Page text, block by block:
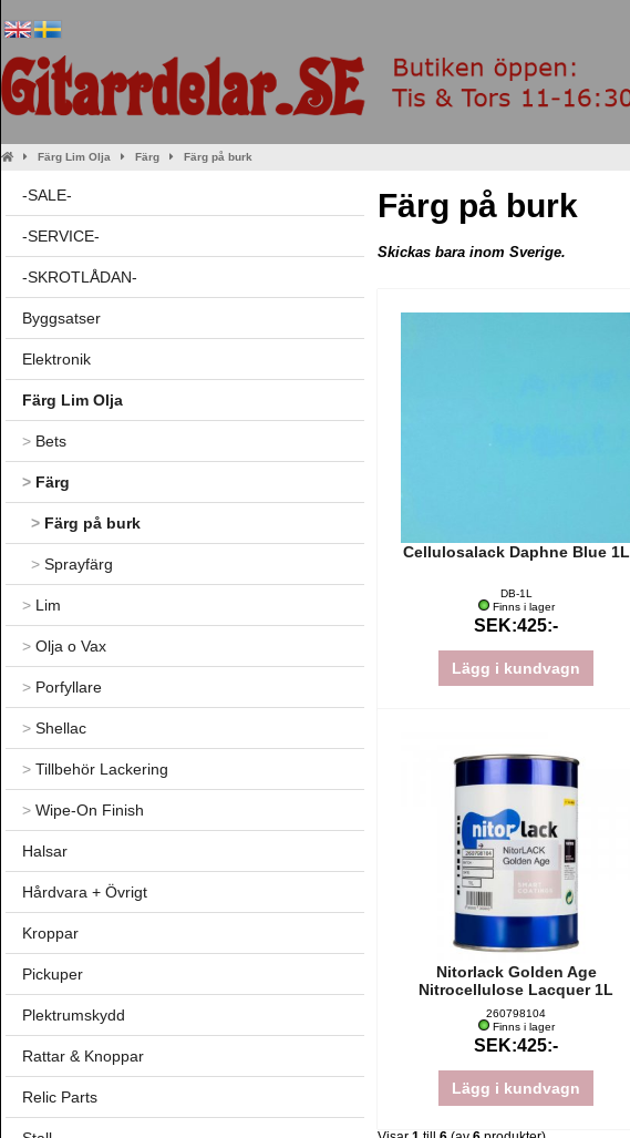
Färg Lim Olja Färg Färg på burk
-SALE-
-SERVICE-
-SKROTLÅDAN-
Byggsatser
Elektronik
Färg Lim Olja
> Bets
> Färg
> Färg på burk
> Sprayfärg
> Lim
> Olja o Vax
> Porfyllare
> Shellac
> Tillbehör Lackering
> Wipe-On Finish
Halsar
Hårdvara + Övrigt
Kroppar
Pickuper
Plektrumskydd
Rattar & Knoppar
Relic Parts
Färg på burk
Skickas bara inom Sverige.
Cellulosalack Daphne Blue 1L
DB-1L
Finns i lager
SEK:425:-
Lägg i kundvagn
Nitorlack Golden Age
Nitrocellulose Lacquer 1L
260798104
Finns i lager
SEK:425:-
Lägg i kundvagn